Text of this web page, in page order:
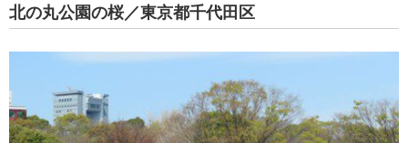
北の丸公園の桜／東京都千代田区